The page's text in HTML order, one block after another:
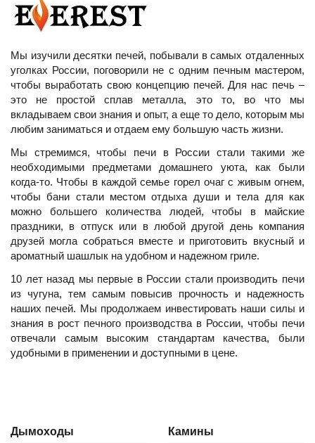
Мы изучили десятки печей, побывали в самых отдаленных
уголках России, поговорили не с одним печным мастером,
чтобы выработать свою концепцию печей. Для нас печь –
это не простой сплав металла, это то, во что мы
вкладываем свои знания и опыт, а еще то дело, которым мы
любим заниматься и отдаем ему большую часть жизни.
Мы стремимся, чтобы печи в России стали такими же
необходимыми предметами домашнего уюта, как были
когда-то. Чтобы в каждой семье горел очаг с живым огнем,
чтобы бани стали местом отдыха души и тела для как
можно большего количества людей, чтобы в майские
праздники, в отпуск или в любой другой день компания
друзей могла собраться вместе и приготовить вкусный и
ароматный шашлык на удобном и надежном гриле.
10 лет назад мы первые в России стали производить печи
из чугуна, тем самым повысив прочность и надежность
наших печей. Мы продолжаем инвестировать наши силы и
знания в рост печного производства в России, чтобы печи
отвечали самым высоким стандартам качества, были
удобными в применении и доступными в цене.
Дымоходы Камины